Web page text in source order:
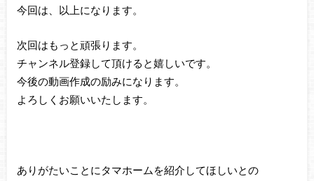
今回は、以上になります。
次回はもっと頑張ります。
チャンネル登録して頂けると嬉しいです。
今後の動画作成の励みになります。
よろしくお願いいたします。
ありがたいことにタマホームを紹介してほしいとの